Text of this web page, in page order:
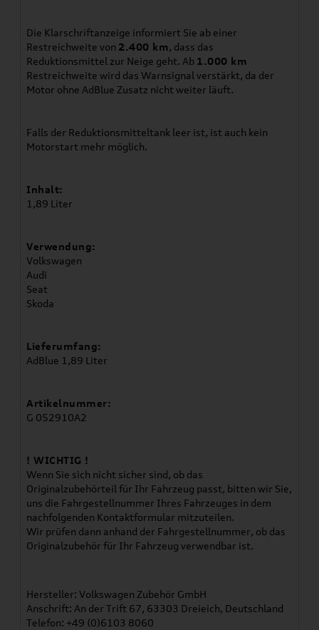
Die Klarschriftanzeige informiert Sie ab einer
Restreichweite von 2.400 km, dass das
Reduktionsmittel zur Neige geht. Ab 1.000 km
Restreichweite wird das Warnsignal verstärkt, da der
Motor ohne AdBlue Zusatz nicht weiter läuft.
Falls der Reduktionsmitteltank leer ist, ist auch kein
Motorstart mehr möglich.
Inhalt:
1,89 Liter
Verwendung:
Volkswagen
Audi
Seat
Skoda
Lieferumfang:
AdBlue 1,89 Liter
Artikelnummer:
G 052910A2
! WICHTIG !
Wenn Sie sich nicht sicher sind, ob das
Originalzubehörteil für Ihr Fahrzeug passt, bitten wir Sie,
uns die Fahrgestellnummer Ihres Fahrzeuges in dem
nachfolgenden Kontaktformular mitzuteilen.
Wir prüfen dann anhand der Fahrgestellnummer, ob das
Originalzubehör für Ihr Fahrzeug verwendbar ist.
Hersteller: Volkswagen Zubehör GmbH
Anschrift: An der Trift 67, 63303 Dreieich, Deutschland
Telefon: +49 (0)6103 8060